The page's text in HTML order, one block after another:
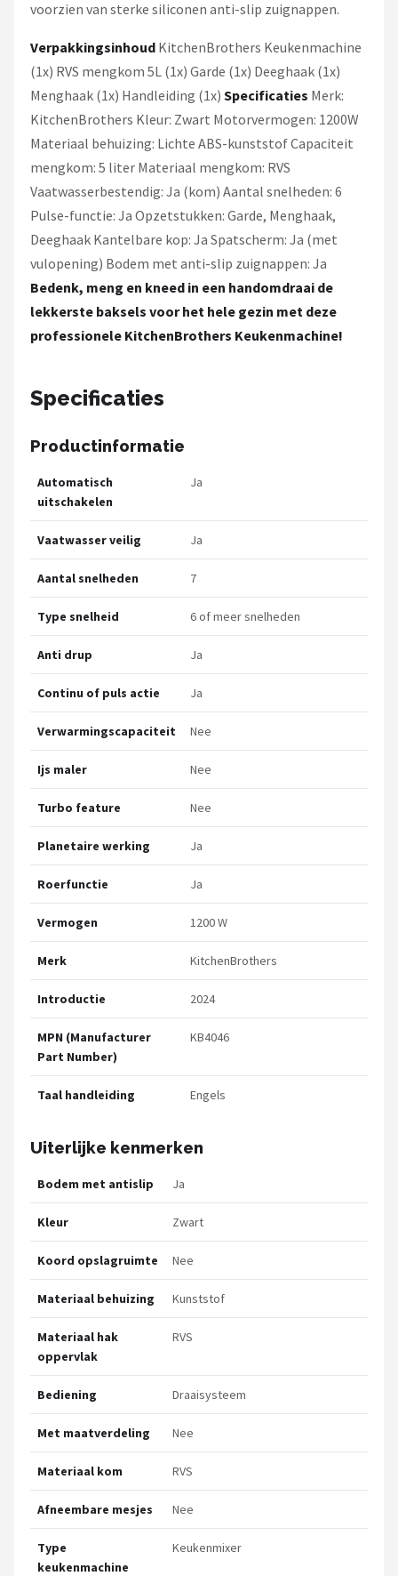
voorzien van sterke siliconen anti-slip zuignappen.
Verpakkingsinhoud KitchenBrothers Keukenmachine
(1x) RVS mengkom 5L (1x) Garde (1x) Deeghaak (1x)
Menghaak (1x) Handleiding (1x) Specificaties Merk:
KitchenBrothers Kleur: Zwart Motorvermogen: 1200W
Materiaal behuizing: Lichte ABS-kunststof Capaciteit
mengkom: 5 liter Materiaal mengkom: RVS
Vaatwasserbestendig: Ja (kom) Aantal snelheden: 6
Pulse-functie: Ja Opzetstukken: Garde, Menghaak,
Deeghaak Kantelbare kop: Ja Spatscherm: Ja (met
vulopening) Bodem met anti-slip zuignappen: Ja
Bedenk, meng en kneed in een handomdraai de
lekkerste baksels voor het hele gezin met deze
professionele KitchenBrothers Keukenmachine!
Specificaties
Productinformatie
Automatisch
uitschakelen
Ja
Vaatwasser veilig Ja
Aantal snelheden 7
Type snelheid 6 of meer snelheden
Anti drup Ja
Continu of puls actie Ja
Verwarmingscapaciteit Nee
Ijs maler Nee
Turbo feature Nee
Planetaire werking Ja
Roerfunctie Ja
Vermogen 1200 W
Merk KitchenBrothers
Introductie 2024
MPN (Manufacturer
Part Number)
KB4046
Taal handleiding Engels
Uiterlijke kenmerken
Bodem met antislip Ja
Kleur Zwart
Koord opslagruimte Nee
Materiaal behuizing Kunststof
Materiaal hak
oppervlak
RVS
Bediening Draaisysteem
Met maatverdeling Nee
Materiaal kom RVS
Afneembare mesjes Nee
Type
keukenmachine
Keukenmixer